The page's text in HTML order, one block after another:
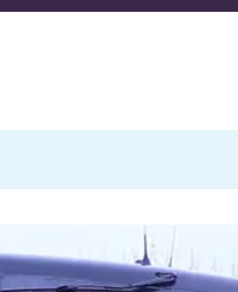
Arbejdsmiljø